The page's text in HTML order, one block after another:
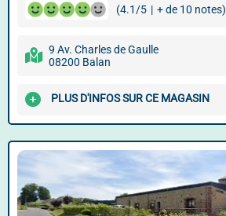
(4.1/5 | + de 10 notes)
9 Av. Charles de Gaulle
08200 Balan
PLUS D'INFOS SUR CE MAGASIN